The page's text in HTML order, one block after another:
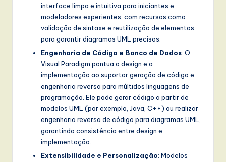
interface limpa e intuitiva para iniciantes e
modeladores experientes, com recursos como
validação de sintaxe e reutilização de elementos
para garantir diagramas UML precisos.
Engenharia de Código e Banco de Dados: O
Visual Paradigm pontua o design e a
implementação ao suportar geração de código e
engenharia reversa para múltidos linguagens de
programação. Ele pode gerar código a partir de
modelos UML (por exemplo, Java, C++) ou realizar
engenharia reversa de código para diagramas UML,
garantindo consistência entre design e
implementação.
Extensibilidade e Personalização: Modelos